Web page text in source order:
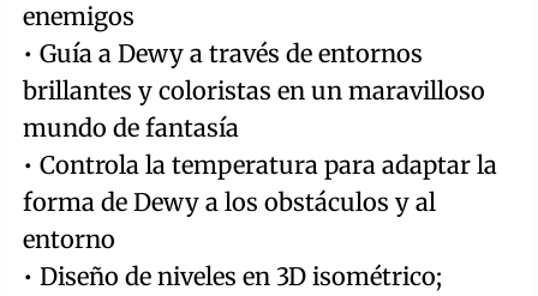
enemigos
• Guía a Dewy a través de entornos
brillantes y coloristas en un maravilloso
mundo de fantasía
• Controla la temperatura para adaptar la
forma de Dewy a los obstáculos y al
entorno
• Diseño de niveles en 3D isométrico;